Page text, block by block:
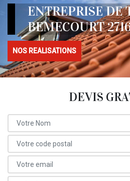
ENTREPRISE DE
BEMECOURT
NOS REALISATIONS
DEVIS